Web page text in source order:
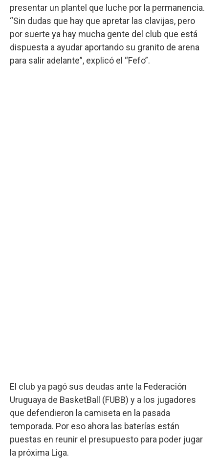
presentar un plantel que luche por la permanencia.
“Sin dudas que hay que apretar las clavijas, pero
por suerte ya hay mucha gente del club que está
dispuesta a ayudar aportando su granito de arena
para salir adelante”, explicó el “Fefo”.
El club ya pagó sus deudas ante la Federación
Uruguaya de BasketBall (FUBB) y a los jugadores
que defendieron la camiseta en la pasada
temporada. Por eso ahora las baterías están
puestas en reunir el presupuesto para poder jugar
la próxima Liga.